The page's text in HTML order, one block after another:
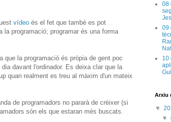
vídeo és el fet que també es pot
programació; programar és una forma
que la programació és pròpia de gent poc
davant l'ordinador. Es deixa clar que la
quan realment es treu al màxim d'un mateix
de programadors no pararà de crèixer (si
són els que estaran més buscats.
08
09
10
Arxiu
▼
▼